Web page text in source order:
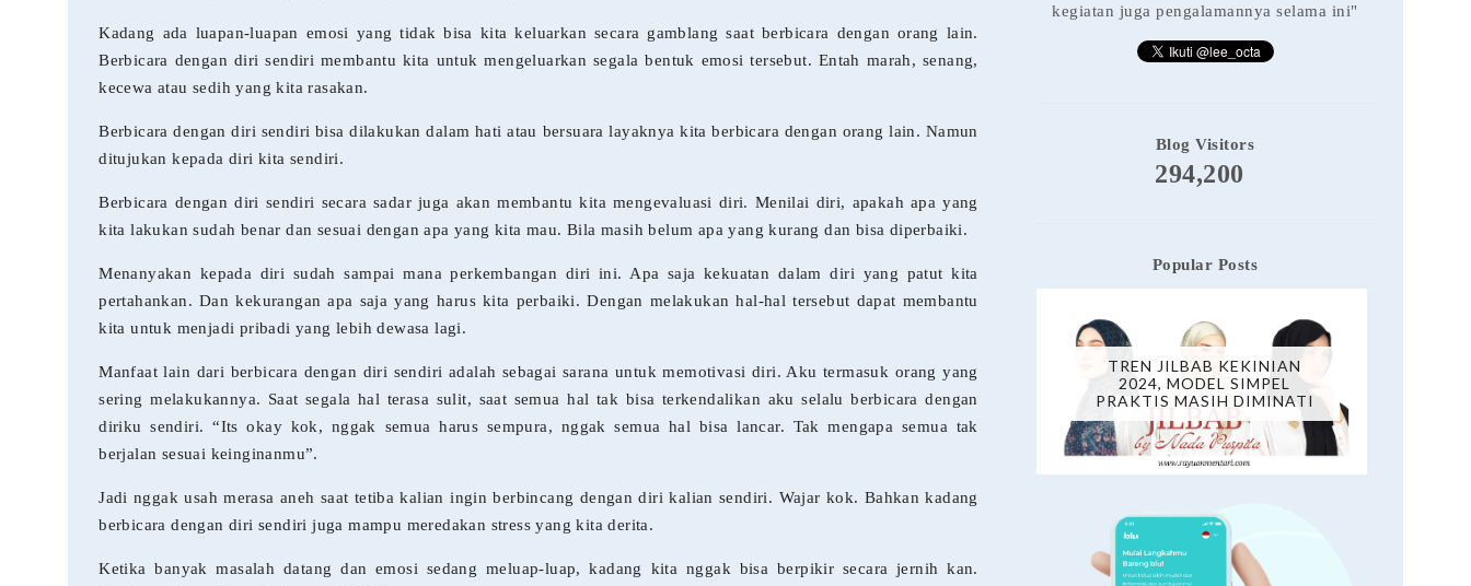
Kadang ada luapan-luapan emosi yang tidak bisa kita keluarkan secara gamblang saat berbicara dengan orang lain.
Berbicara dengan diri sendiri membantu kita untuk mengeluarkan segala bentuk emosi tersebut. Entah marah, senang,
kecewa atau sedih yang kita rasakan.
Berbicara dengan diri sendiri bisa dilakukan dalam hati atau bersuara layaknya kita berbicara dengan orang lain. Namun
ditujukan kepada diri kita sendiri.
Berbicara dengan diri sendiri secara sadar juga akan membantu kita mengevaluasi diri. Menilai diri, apakah apa yang
kita lakukan sudah benar dan sesuai dengan apa yang kita mau. Bila masih belum apa yang kurang dan bisa diperbaiki.
Menanyakan kepada diri sudah sampai mana perkembangan diri ini. Apa saja kekuatan dalam diri yang patut kita
pertahankan. Dan kekurangan apa saja yang harus kita perbaiki. Dengan melakukan hal-hal tersebut dapat membantu
kita untuk menjadi pribadi yang lebih dewasa lagi.
Manfaat lain dari berbicara dengan diri sendiri adalah sebagai sarana untuk memotivasi diri. Aku termasuk orang yang
sering melakukannya. Saat segala hal terasa sulit, saat semua hal tak bisa terkendalikan aku selalu berbicara dengan
diriku sendiri. “Its okay kok, nggak semua harus sempura, nggak semua hal bisa lancar. Tak mengapa semua tak
berjalan sesuai keinginanmu”.
Jadi nggak usah merasa aneh saat tetiba kalian ingin berbincang dengan diri kalian sendiri. Wajar kok. Bahkan kadang
berbicara dengan diri sendiri juga mampu meredakan stress yang kita derita.
Ketika banyak masalah datang dan emosi sedang meluap-luap, kadang kita nggak bisa berpikir secara jernih kan.
kegiatan juga pengalamannya selama ini"
Blog Visitors
294,200
Popular Posts
TREN JILBAB KEKINIAN
2024, MODEL SIMPEL
PRAKTIS MASIH DIMINATI